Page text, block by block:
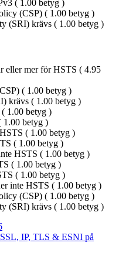
( 1.00 betyg )
(CSP) ( 1.00 betyg )
(SRI) krävs ( 1.00 betyg )
eller mer för HSTS ( 4.95
( 1.00 betyg )
krävs ( 1.00 betyg )
1.00 betyg )
1.00 betyg )
( 1.00 betyg )
( 1.00 betyg )
HSTS ( 1.00 betyg )
( 1.00 betyg )
( 1.00 betyg )
inte HSTS ( 1.00 betyg )
(CSP) ( 1.00 betyg )
(SRI) krävs ( 1.00 betyg )
IP, TLS & ESNI på